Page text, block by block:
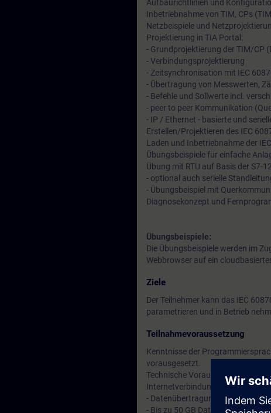
Aufbaurichtlinien und
Inbetriebnahme von TIM, CPs
Netzbeispiele und
Projektierung in TIA Portal:
- Grundprojektierung der TIM/CP
- Verbindungsprojektierung
- Zeitsynchronisation mit IEC
- Übertragung von Messwerten,
- Befehle und Sollwerte incl.
- peer to peer Kommunikation
- IP / Ethernet - basierte und
Erstellen/Projektieren des IEC
Laden und Inbetriebnahme der
Übungsbeispiele für einfache
Übung mit RTU auf Basis der S7-
- optional auch serielle
- Übungsbeispiel mit
Diagnosekonzept und
Übungsbeispiele:
Die Übungsbeispiele werden im
Webbrowser auf ein
Ziele
Der Teilnehmer kann das IEC
parametrieren und in Betrieb
Teilnahmevoraussetzung
Kenntnisse der
vorausgesetzt.
Technische Voraussetzungen:
Internetverbindung
- Datenübertragungsrate von 16
- Bis zu 50 GB Datenvolumen